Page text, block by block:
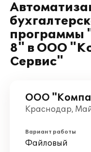
программы
8" в ООО
Сервис"
ООО
Краснодар,
Вариант работы
Файловый